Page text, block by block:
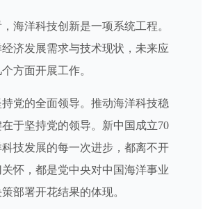
洋科技创新是一项系统工程。
济发展需求与技术现状，未来应
方面开展工作。
的全面领导。推动海洋科技稳
于坚持党的领导。新中国成立70
技发展的每一次进步，都离不开
怀，都是党中央对中国海洋事业
部署开花结果的体现。